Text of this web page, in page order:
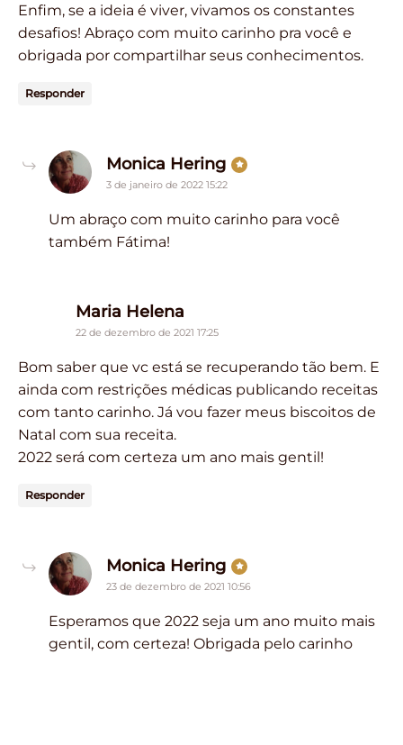
Enfim, se a ideia é viver, vivamos os constantes
desafios! Abraço com muito carinho pra você e
obrigada por compartilhar seus conhecimentos.
Responder
Monica Hering says:
3 de janeiro de 2022 15:22
Um abraço com muito carinho para você
também Fátima!
Maria Helena
22 de dezembro de 2021 17:25
Bom saber que vc está se recuperando tão bem. E
ainda com restrições médicas publicando receitas
com tanto carinho. Já vou fazer meus biscoitos de
Natal com sua receita.
2022 será com certeza um ano mais gentil!
Responder
Monica Hering says:
23 de dezembro de 2021 10:56
Esperamos que 2022 seja um ano muito mais
gentil, com certeza! Obrigada pelo carinho